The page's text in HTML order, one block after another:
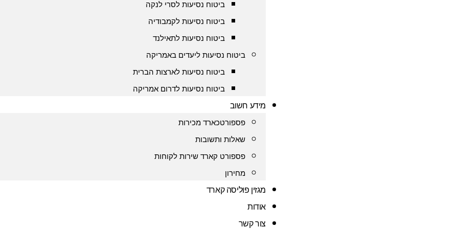
ביטוח נסיעות לסרי לנקה
ביטוח נסיעות לקמבודיה
ביטוח נסיעות לתאילנד
ביטוח נסיעות ליעדים באמריקה
ביטוח נסיעות לארצות הברית
ביטוח נסיעות לדרום אמריקה
מידע חשוב
פספורטכארד מכירות
שאלות ותשובות
פספורט קארד שירות לקוחות
מחירון
מגזין פוליסה קארד
אודות
צור קשר